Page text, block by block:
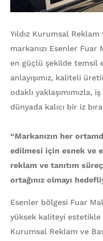
Yıldız Kurumsal
markanızı Esenler
en güçlü şekilde temsil
anlayışımız, kaliteli
odaklı yaklaşımımızla,
dünyada kalıcı bir iz
“Markanızın her
edilmesi için esnek ve
reklam ve tanıtım
ortağınız olmayı
Esenler bölgesi Fuar
yüksek kaliteyi estetikle
Kurumsal Reklam ve